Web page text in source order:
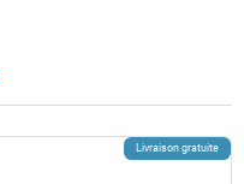
Livraison gratuite